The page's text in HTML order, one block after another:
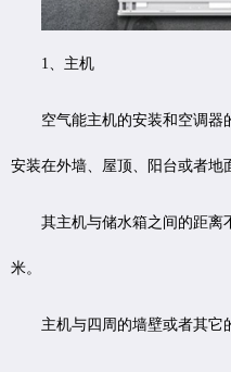
1、主机
空气能主机的安装和空调器
安装在外墙、屋顶、阳台或者地
其主机与储水箱之间的距离
米。
主机与四周的墙壁或者其它